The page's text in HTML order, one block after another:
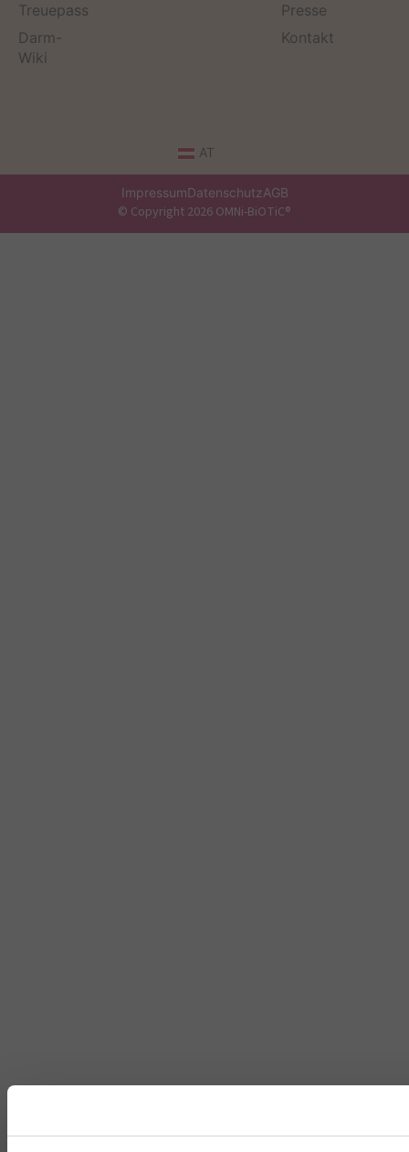
Treuepass
Darm-
Wiki
Presse
Kontakt
AT
ImpressumDatenschutzAGB
© Copyright 2026 OMNi-BiOTiC®